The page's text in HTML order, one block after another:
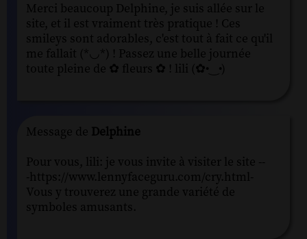
Merci beaucoup Delphine, je suis allée sur le
site, et il est vraiment très pratique ! Ces
smileys sont adorables, c'est tout à fait ce qu'il
me fallait (*◡*) ! Passez une belle journée
toute pleine de ✿ fleurs ✿ ! lili (✿•‿•)
Message de Delphine
Pour vous, lili: je vous invite à visiter le site --
-https://www.lennyfaceguru.com/cry.html-
Vous y trouverez une grande variété de
symboles amusants.